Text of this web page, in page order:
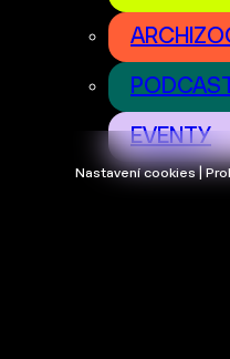
Nastavení cookies |
EVENTY